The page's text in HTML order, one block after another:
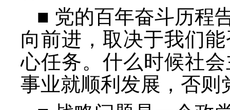
■ 党的百年奋斗历程
向前进，取决于我们
心任务。什么时候社
事业就顺利发展，否则